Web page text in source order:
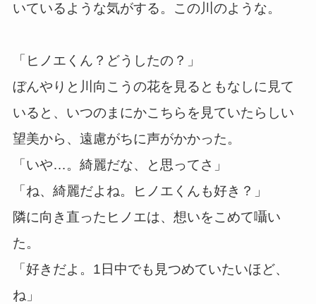
いているような気がする。この川のような。
「ヒノエくん？どうしたの？」
ぼんやりと川向こうの花を見るともなしに見て
いると、いつのまにかこちらを見ていたらしい
望美から、遠慮がちに声がかかった。
「いや…。綺麗だな、と思ってさ」
「ね、綺麗だよね。ヒノエくんも好き？」
隣に向き直ったヒノエは、想いをこめて囁い
た。
「好きだよ。1日中でも見つめていたいほど、
ね」